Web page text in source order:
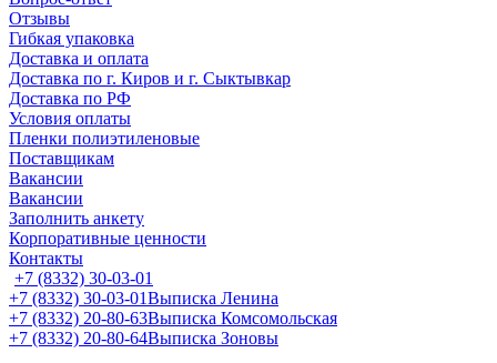
Отзывы
Гибкая упаковка
Доставка и оплата
Доставка по г. Киров и г. Сыктывкар
Доставка по РФ
Условия оплаты
Пленки полиэтиленовые
Поставщикам
Вакансии
Вакансии
Заполнить анкету
Корпоративные ценности
Контакты
+7 (8332) 30-03-01
+7 (8332) 30-03-01Выписка Ленина
+7 (8332) 20-80-63Выписка Комсомольская
+7 (8332) 20-80-64Выписка Зоновы